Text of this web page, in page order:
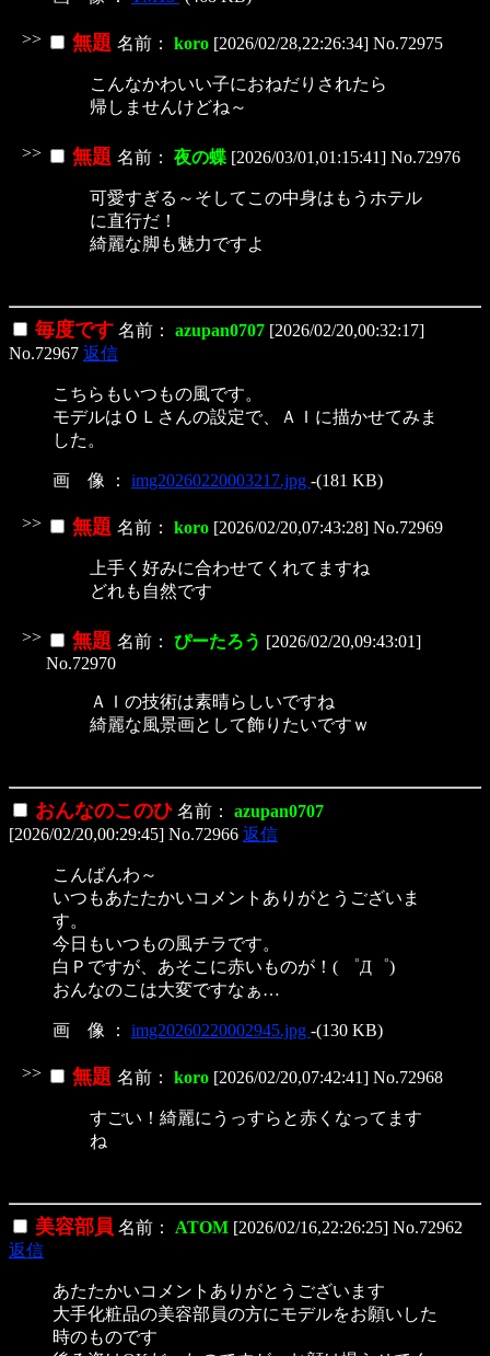
>> 無題 名前： koro [2026/02/28,22:26:34] No.72975
こんなかわいい子におねだりされたら
帰しませんけどね～
>> 無題 名前： 夜の蝶 [2026/03/01,01:15:41] No.72976
可愛すぎる～そしてこの中身はもうホテル
に直行だ！
綺麗な脚も魅力ですよ
毎度です 名前： azupan0707 [2026/02/20,00:32:17]
No.72967 返信
こちらもいつもの風です。
モデルはＯＬさんの設定で、ＡＩに描かせてみま
した。
画 像 ： img20260220003217.jpg -(181 KB)
>> 無題 名前： koro [2026/02/20,07:43:28] No.72969
上手く好みに合わせてくれてますね
どれも自然です
>> 無題 名前： ぴーたろう [2026/02/20,09:43:01]
No.72970
ＡＩの技術は素晴らしいですね
綺麗な風景画として飾りたいですｗ
おんなのこのひ 名前：
azupan0707
[2026/02/20,00:29:45] No.72966 返信
こんばんわ～
いつもあたたかいコメントありがとうございま
す。
今日もいつもの風チラです。
白Ｐですが、あそこに赤いものが！( ゜Д゜)
おんなのこは大変ですなぁ…
画 像 ： img20260220002945.jpg -(130 KB)
>> 無題 名前： koro [2026/02/20,07:42:41] No.72968
すごい！綺麗にうっすらと赤くなってます
ね
美容部員 名前： ATOM [2026/02/16,22:26:25] No.72962
返信
あたたかいコメントありがとうございます
大手化粧品の美容部員の方にモデルをお願いした
時のものです